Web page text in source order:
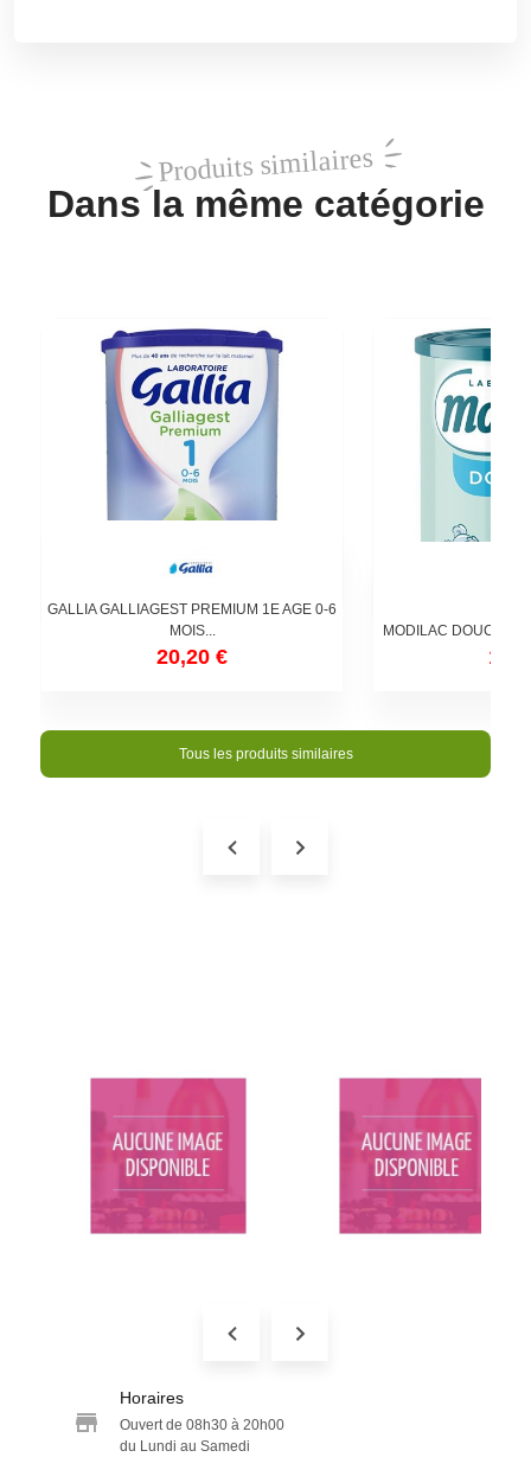
Produits similaires
Dans la même catégorie
GALLIA GALLIAGEST PREMIUM 1E AGE 0-6
MOIS...
20,20 €
MODILAC DOUCEA
Tous les produits similaires
Horaires
Ouvert de 08h30 à 20h00
du Lundi au Samedi